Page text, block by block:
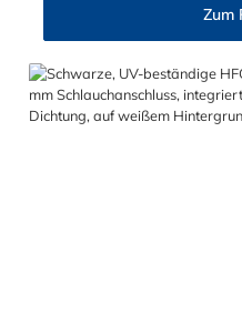
Kupplungen der HFC12-Zum